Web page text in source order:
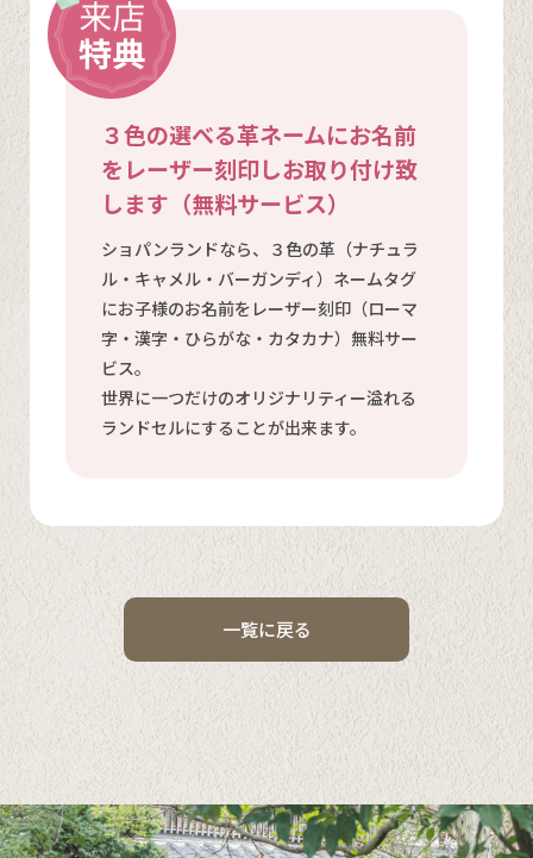
３色の選べる革ネームにお名前
をレーザー刻印しお取り付け致
します（無料サービス）
ショパンランドなら、３色の革（ナチュラ
ル・キャメル・バーガンディ）ネームタグ
にお子様のお名前をレーザー刻印（ローマ
字・漢字・ひらがな・カタカナ）無料サー
ビス。
世界に一つだけのオリジナリティー溢れる
ランドセルにすることが出来ます。
一覧に戻る